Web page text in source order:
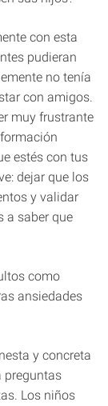
con esta
pudieran
no tenía
con amigos.
muy frustrante
estés con tus
dejar que los
y validar
a saber que
como
ansiedades
y concreta
preguntas
Los niños